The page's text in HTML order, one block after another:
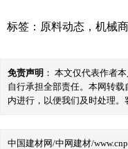
标签： 原料动态 ， 机械
免责声明 ： 本文仅代表作者
自行承担全部责任。本网转
内进行，以便我们及时处理。
中国建材网/中网建材/